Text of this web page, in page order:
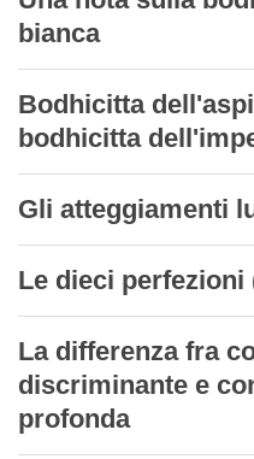
bianca
Bodhicitta
bodhicitta
Gli atteggiamenti
Le dieci
La differenza fra
discriminante e
profonda